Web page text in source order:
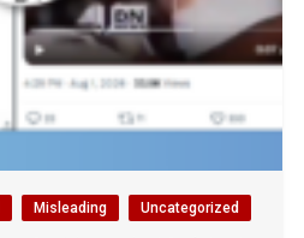
Misleading Uncategorized